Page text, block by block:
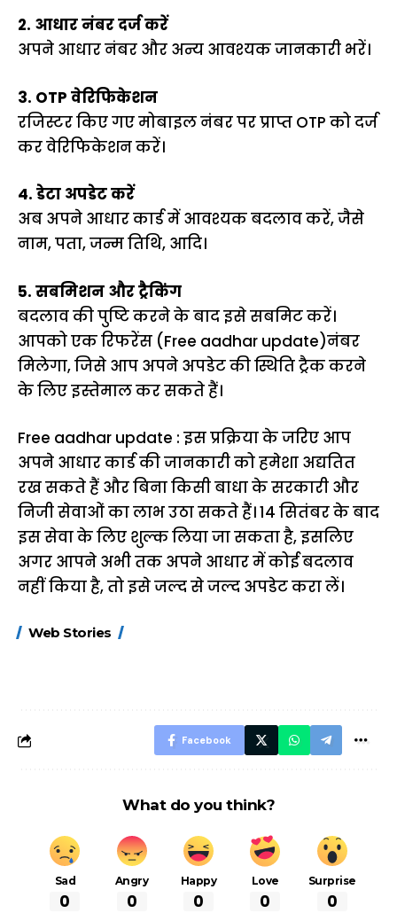
2. आधार नंबर दर्ज करें
अपने आधार नंबर और अन्य आवश्यक जानकारी भरें।
3. OTP वेरिफिकेशन
रजिस्टर किए गए मोबाइल नंबर पर प्राप्त OTP को दर्ज
कर वेरिफिकेशन करें।
4. डेटा अपडेट करें
अब अपने आधार कार्ड में आवश्यक बदलाव करें, जैसे
नाम, पता, जन्म तिथि, आदि।
5. सबमिशन और ट्रैकिंग
बदलाव की पुष्टि करने के बाद इसे सबमिट करें।
आपको एक रिफरेंस (Free aadhar update)नंबर
मिलेगा, जिसे आप अपने अपडेट की स्थिति ट्रैक करने
के लिए इस्तेमाल कर सकते हैं।
Free aadhar update : इस प्रक्रिया के जरिए आप
अपने आधार कार्ड की जानकारी को हमेशा अद्यतित
रख सकते हैं और बिना किसी बाधा के सरकारी और
निजी सेवाओं का लाभ उठा सकते हैं। 14 सितंबर के बाद
इस सेवा के लिए शुल्क लिया जा सकता है, इसलिए
अगर आपने अभी तक अपने आधार में कोई बदलाव
नहीं किया है, तो इसे जल्द से जल्द अपडेट करा लें।
Web Stories
FASTag के ये नए
Facebook
What do you think?
Sad
0
Angry
0
Happy
0
Love
0
Surprise
0